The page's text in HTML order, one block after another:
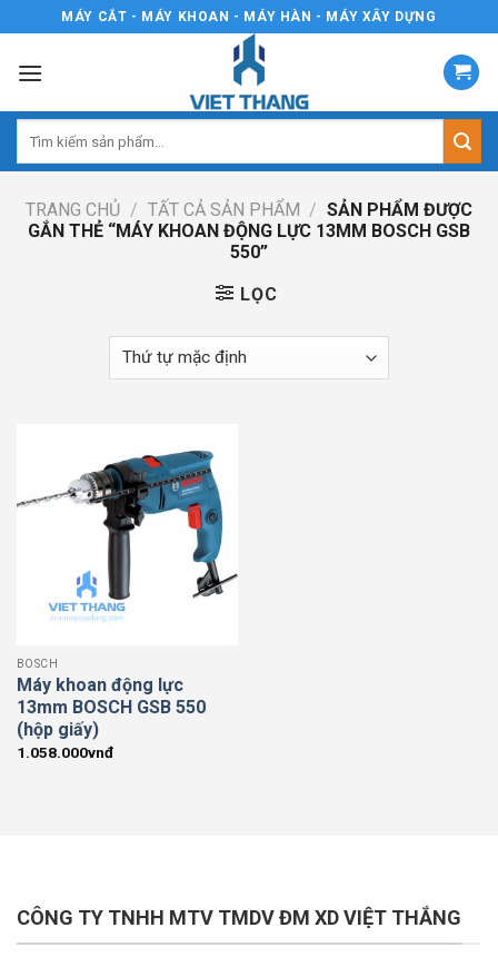
to
content
MÁY CẮT - MÁY KHOAN - MÁY HÀN - MÁY XÂY DỰNG
kiếm:
TRANG CHỦ / TẤT CẢ SẢN PHẨM / SẢN PHẨM ĐƯỢC
GẮN THẺ “MÁY KHOAN ĐỘNG LỰC 13MM BOSCH GSB
550”
LỌC
BOSCH
Máy khoan động lực
13mm BOSCH GSB 550
(hộp giấy)
1.058.000vnđ
CÔNG TY TNHH MTV TMDV ĐM XD VIỆT THẮNG